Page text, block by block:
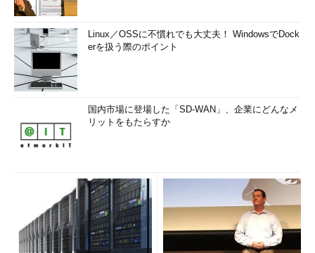
Linux／OSSに不慣れでも大丈夫！ WindowsでDock
erを扱う際のポイント
国内市場に登場した「SD-WAN」、企業にどんなメ
リットをもたらすか